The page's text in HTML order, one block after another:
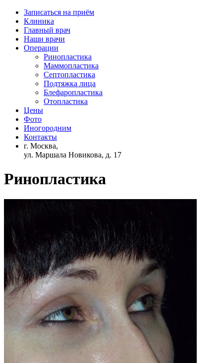
Записаться на приём
Клиника
Главный врач
Наши врачи
Операции
Ринопластика
Маммопластика
Септопластика
Подтяжка лица
Блефаропластика
Отопластика
Цены
Фото
Иногородним
Контакты
г. Москва,
ул. Маршала Новикова, д. 17
Ринопластика